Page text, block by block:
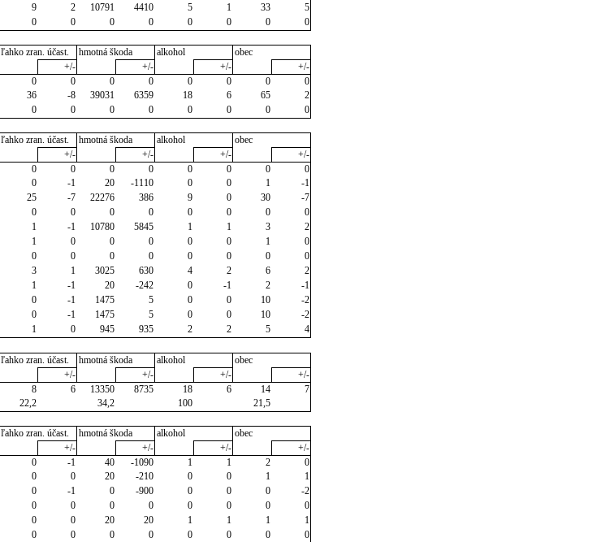
9 2 10791 4410 5 1 33
5
0 0 0 0 0 0 0
0
ľahko zran. účast. hmotná škoda alkohol
obec
+/- +/- +/-
+/-
0 0 0 0 0 0 0
0
36 -8 39031 6359 18 6 65
2
0 0 0 0 0 0 0
0
ľahko zran. účast. hmotná škoda alkohol
obec
+/- +/- +/-
+/-
0 0 0 0 0 0 0
0
0 -1 20 -1110 0 0 1
-1
25 -7 22276 386 9 0 30
-7
0 0 0 0 0 0 0
0
1 -1 10780 5845 1 1 3
2
1 0 0 0 0 0 1
0
0 0 0 0 0 0 0
0
3 1 3025 630 4 2 6
2
1 -1 20 -242 0 -1 2
-1
0 -1 1475 5 0 0 10
-2
0 -1 1475 5 0 0 10
-2
1 0 945 935 2 2 5
4
ľahko zran. účast. hmotná škoda alkohol
obec
+/- +/- +/-
+/-
8 6 13350 8735 18 6 14
7
22,2 34,2 100
21,5
ľahko zran. účast. hmotná škoda alkohol
obec
+/- +/- +/-
+/-
0 -1 40 -1090 1 1 2
0
0 0 20 -210 0 0 1
1
0 -1 0 -900 0 0 0
-2
0 0 0 0 0 0 0
0
0 0 20 20 1 1 1
1
0 0 0 0 0 0 0
0